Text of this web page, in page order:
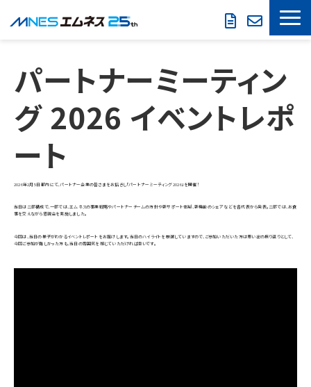
製品・サービス
導入事例
お役立ち情報
パートナーミーティン
グ 2026 イベントレポ
ート
2026年2月5日 都内にて、パートナー企業の皆さまをお招きし「パートナーミーティング 2026」を開催！
当日は二部構成で、一部では、エムネスの事業戦略やパートナーチームの方針や新サポート体制、新機能のシェアなどを各代表から発表。二部では、お食
事を交えながら懇親会を実施しました。
今回は、当日の様子がわかるイベントレポートをお届けします。当日のハイライトを厳選していますので、ご参加いただいた方は思い出の振り返りとして、
今回ご参加が難しかった方も、当日の雰囲気を感じていただければ幸いです。